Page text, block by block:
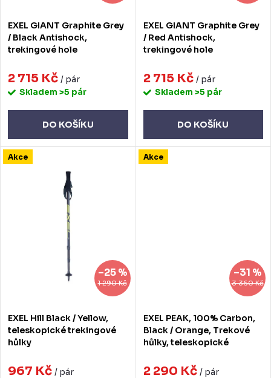
u
k
t
ů
d
u
k
EXEL GIANT Graphite Grey
/ Black Antishock,
trekingové hole
2 715 Kč / pár
Skladem >5 pár
DO KOŠÍKU
EXEL GIANT Graphite Grey
/ Red Antishock,
trekingové hole
2 715 Kč / pár
Skladem >5 pár
DO KOŠÍKU
Akce
1 290 Kč
–25 %
EXEL Hill Black / Yellow,
teleskopické trekingové
hůlky
967 Kč / pár
Akce
3 360 Kč
–31 %
EXEL PEAK, 100% Carbon,
Black / Orange, Trekové
hůlky, teleskopické
2 290 Kč / pár